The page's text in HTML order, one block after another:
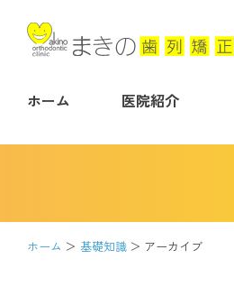
ホーム 医院紹介
ホーム 基礎知識 アーカイブ